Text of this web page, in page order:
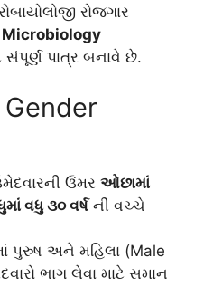
રોજગાર
સંપૂર્ણ પાત્ર બનાવે છે.
ઉંમર ઓછામાં
વધુ ૩૦ વર્ષની વચ્ચે
પુરુષ અને મહિલા (Male
ભાગ લેવા માટે સમાન